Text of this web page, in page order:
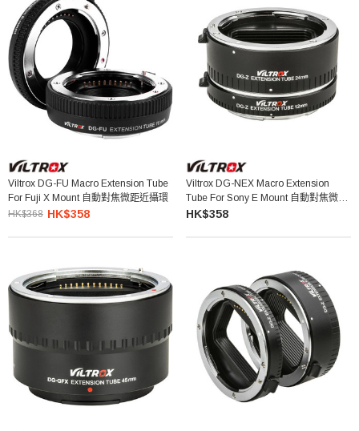
Viltrox DG-FU Macro Extension Tube
For Fuji X Mount 自動對焦微距近攝環
HK$368 HK$358
Viltrox DG-NEX Macro Extension
Tube For Sony E Mount 自動對焦微距
近攝環
HK$358